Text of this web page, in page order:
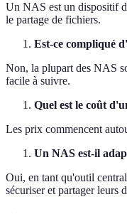
Un NAS est un dispositif
le partage de fichiers.
Est-ce compliqué
Non, la plupart des NAS
facile à suivre.
Quel est le coût
Les prix commencent
Un NAS est-il
Oui, en tant qu'outil
sécuriser et partager leurs